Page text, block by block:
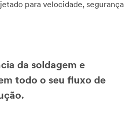
para velocidade, segurança
da soldagem e
todo o seu fluxo de